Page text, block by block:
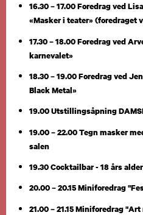
16.30 – 17.00 Foredrag ved
«Masker i teater»
17.30 – 18.00 Foredrag ved
karnevalet»
18.30 – 19.00 Foredrag ved
Black Metal»
19.00 Utstillingsåpning
19.00 – 22.00 Tegn masker
salen
19.30 Cocktailbar - 18 års
20.00 – 20.15 Miniforedrag
21.00 – 21.15 Miniforedrag